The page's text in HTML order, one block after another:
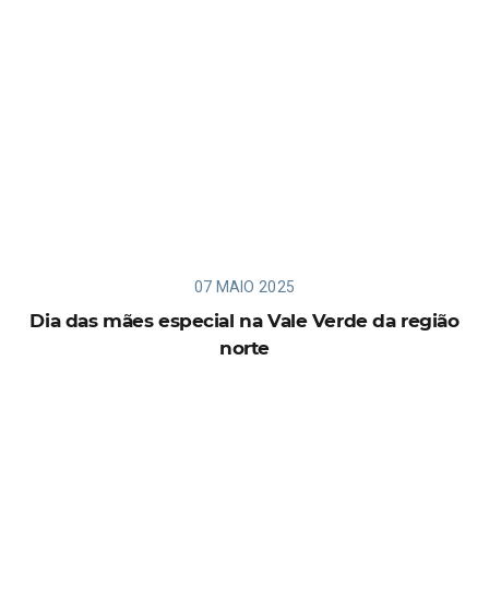
07 MAIO 2025
Dia das mães especial na Vale Verde da região
norte